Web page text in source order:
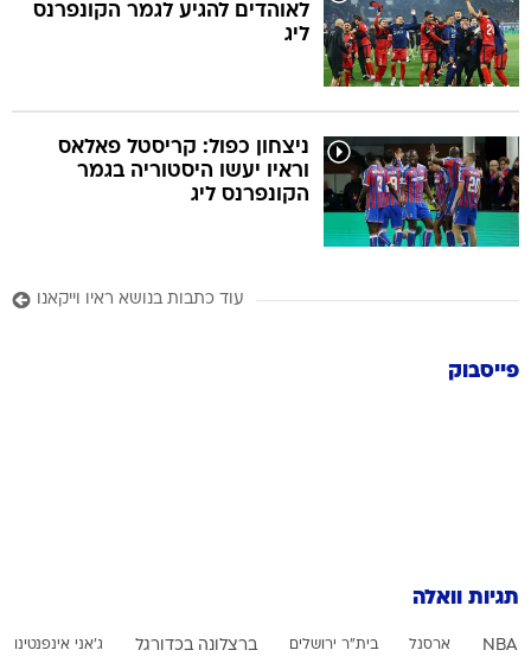
לאוהדים להגיע לגמר הקונפרנס
ליג
ניצחון כפול: קריסטל פאלאס
וראיו יעשו היסטוריה בגמר
הקונפרנס ליג
עוד כתבות בנושא ראיו וייקאנו
פייסבוק
תגיות וואלה
NBA ארסנל בית"ר ירושלים ברצלונה בכדורגל ג'אני אינפנטינו